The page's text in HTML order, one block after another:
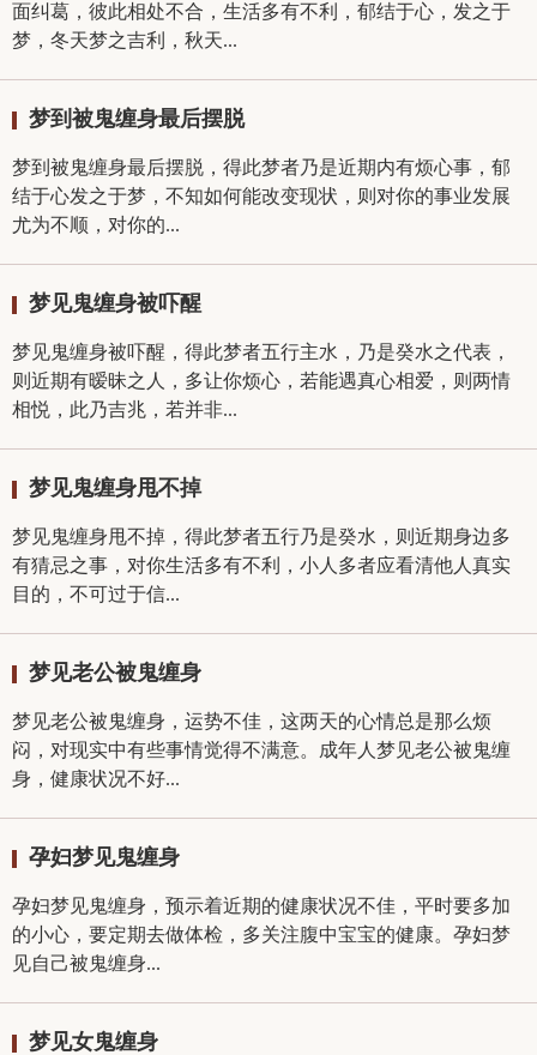
面纠葛，彼此相处不合，生活多有不利，郁结于心，发之于
梦，冬天梦之吉利，秋天...
梦到被鬼缠身最后摆脱
梦到被鬼缠身最后摆脱，得此梦者乃是近期内有烦心事，郁
结于心发之于梦，不知如何能改变现状，则对你的事业发展
尤为不顺，对你的...
梦见鬼缠身被吓醒
梦见鬼缠身被吓醒，得此梦者五行主水，乃是癸水之代表，
则近期有暧昧之人，多让你烦心，若能遇真心相爱，则两情
相悦，此乃吉兆，若并非...
梦见鬼缠身甩不掉
梦见鬼缠身甩不掉，得此梦者五行乃是癸水，则近期身边多
有猜忌之事，对你生活多有不利，小人多者应看清他人真实
目的，不可过于信...
梦见老公被鬼缠身
梦见老公被鬼缠身，运势不佳，这两天的心情总是那么烦
闷，对现实中有些事情觉得不满意。成年人梦见老公被鬼缠
身，健康状况不好...
孕妇梦见鬼缠身
孕妇梦见鬼缠身，预示着近期的健康状况不佳，平时要多加
的小心，要定期去做体检，多关注腹中宝宝的健康。孕妇梦
见自己被鬼缠身...
梦见女鬼缠身